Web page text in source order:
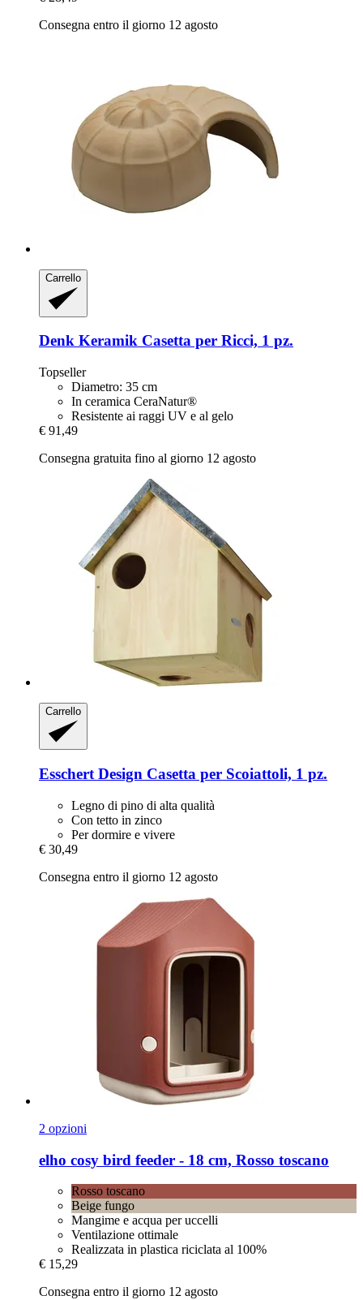
Consegna entro il giorno 12 agosto
Carrello
Denk Keramik Casetta per Ricci, 1 pz.
Topseller
Diametro: 35 cm
In ceramica CeraNatur®
Resistente ai raggi UV e al gelo
€ 91,49
Consegna gratuita fino al giorno 12 agosto
Carrello
Esschert Design Casetta per Scoiattoli, 1 pz.
Legno di pino di alta qualità
Con tetto in zinco
Per dormire e vivere
€ 30,49
Consegna entro il giorno 12 agosto
2 opzioni
elho cosy bird feeder -​ 18 cm, Rosso toscano
Rosso toscano
Beige fungo
Mangime e acqua per uccelli
Ventilazione ottimale
Realizzata in plastica riciclata al 100%
€ 15,29
Consegna entro il giorno 12 agosto